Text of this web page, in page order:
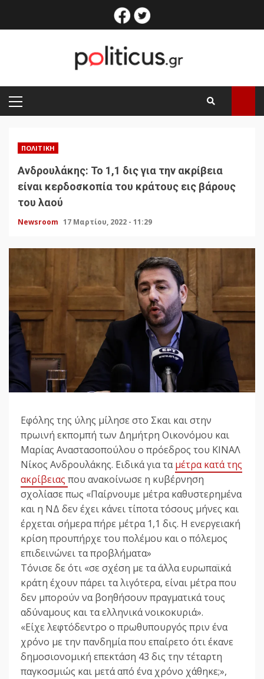
facebook
PRIMARY
MENU
ΠΟΛΙΤΙΚΉ
Ανδρουλάκης: Το 1,1 δις για την ακρίβεια
είναι κερδοσκοπία του κράτους εις βάρους
του λαού
Newsroom 17 Μαρτίου, 2022 - 11:29
Εφόλης της ύλης μίλησε στο Σκαι και στην
πρωινή εκπομπή των Δημήτρη Οικονόμου και
Μαρίας Αναστασοπούλου ο πρόεδρος του ΚΙΝΑΛ
Νίκος Ανδρουλάκης. Ειδικά για ταμέτρα κατά της
ακρίβειας που ανακοίνωσε η κυβέρνηση
σχολίασε πως «Παίρνουμε μέτρα καθυστερημένα
και η ΝΔ δεν έχει κάνει τίποτα τόσους μήνες και
έρχεται σήμερα πήρε μέτρα 1,1 δις. Η ενεργειακή
κρίση προυπήρχε του πολέμου και ο πόλεμος
επιδεινώνει τα προβλήματα»
Τόνισε δε ότι «σε σχέση με τα άλλα ευρωπαϊκά
κράτη έχουν πάρει τα λιγότερα, είναι μέτρα που
δεν μπορούν να βοηθήσουν πραγματικά τους
αδύναμους και τα ελληνικά νοικοκυριά».
«Είχε λεφτόδεντρο ο πρωθυπουργός πριν ένα
χρόνο με την πανδημία που επαίρετο ότι έκανε
δημοσιονομική επεκτάση 43 δις την τέταρτη
παγκοσμιώς και μετά από ένα χρόνο χάθηκε;»,